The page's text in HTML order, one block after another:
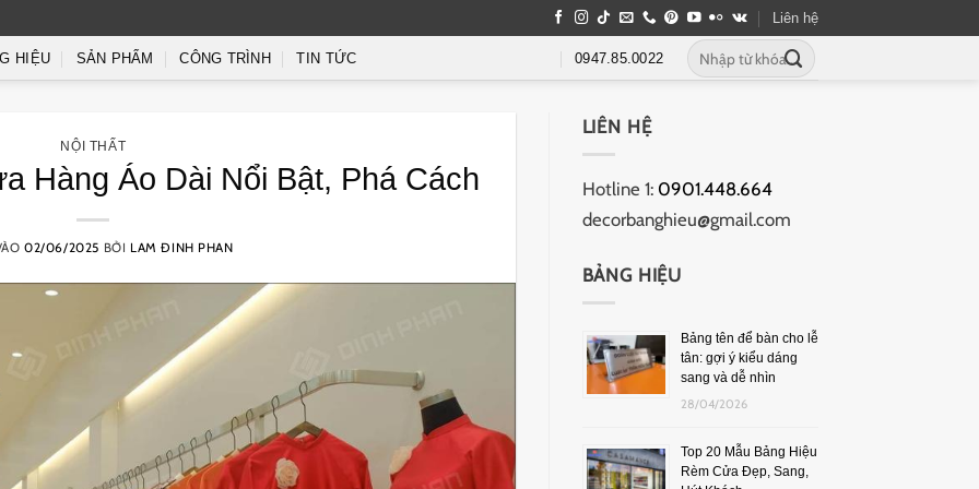
Liên hệ
HIỆU SẢN PHẨM CÔNG TRÌNH TIN TỨC 0947.85.0022
NỘI THẤT
Hàng Áo Dài Nổi Bật, Phá Cách
02/06/2025 BỞI LAM ĐINH PHAN
LIÊN HỆ
Hotline 1: 0901.448.664
decorbanghieu@gmail.com
BẢNG HIỆU
Bảng tên để bàn cho lễ
tân: gợi ý kiểu dáng
sang và dễ nhìn
28/04/2026
Top 20 Mẫu Bảng Hiệu
Rèm Cửa Đẹp, Sang,